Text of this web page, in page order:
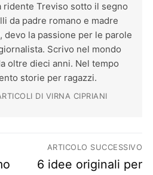
ridente Treviso sotto il segno
da padre romano e madre
devo la passione per le parole
Scrivo nel mondo
oltre dieci anni. Nel tempo
storie per ragazzi.
DI VIRNA CIPRIANI
articoliARTICOLO SUCCESSIVO
Next post:
6 idee originali per